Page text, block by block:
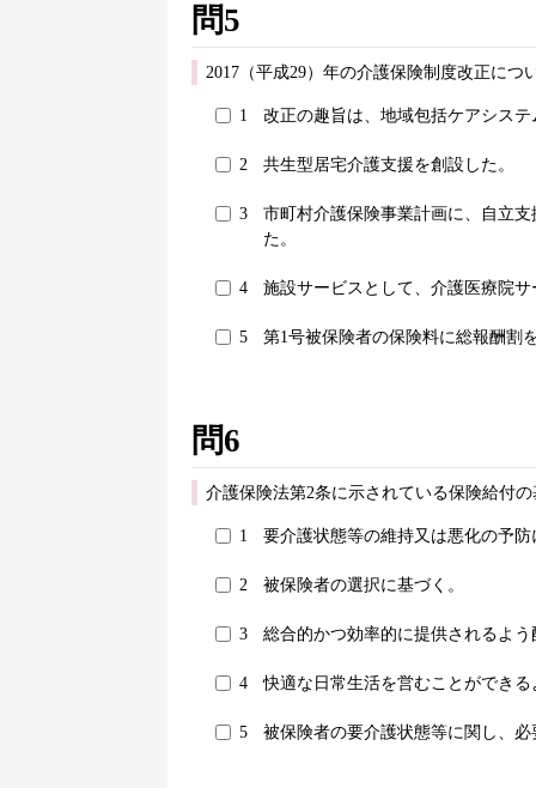
問5
2017（平成29）年の介護保険制度改正につ
1 改正の趣旨は、地域包括ケアシス
2 共生型居宅介護支援を創設した。
3
市町村介護保険事業計画に、自立
た。
4 施設サービスとして、介護医療院
5 第1号被保険者の保険料に総報酬割
問6
介護保険法第2条に示されている保険給付
1 要介護状態等の維持又は悪化の予
2 被保険者の選択に基づく。
3 総合的かつ効率的に提供されるよ
4 快適な日常生活を営むことができ
5 被保険者の要介護状態等に関し、